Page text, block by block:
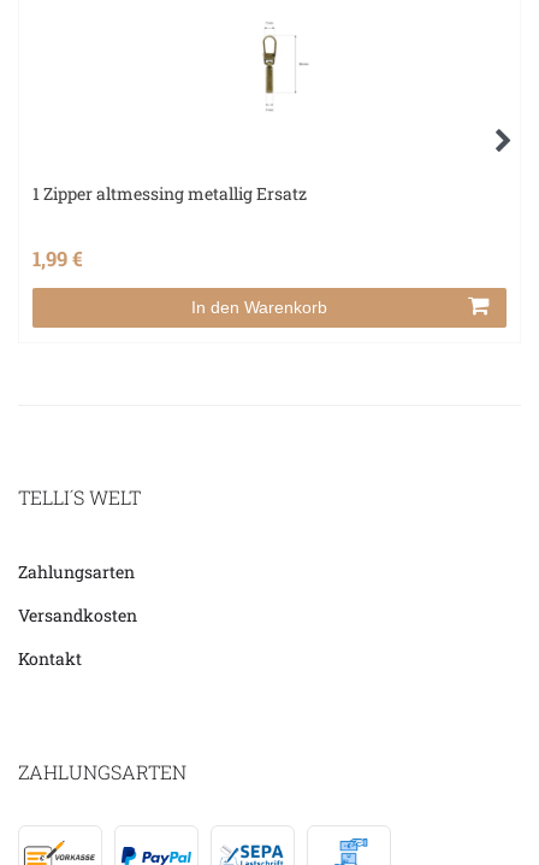
1 Zipper altmessing metallig Ersatz
1,99 €
In den Warenkorb
TELLI´S WELT
Zahlungsarten
Versandkosten
Kontakt
ZAHLUNGSARTEN